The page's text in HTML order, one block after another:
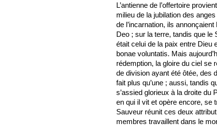
L’antienne de l’offertoire
milieu de la jubilation des
de l’incarnation, ils
Deo ; sur la terre, tandis que le
était celui de la paix entre Dieu
bonae voluntatis. Mais
rédemption, la gloire du ciel se
de division ayant été ôtée, des
fait plus qu’une ; aussi, tandis
s’assied glorieux à la droite
en qui il vit et opère encore, se
Sauveur réunit ces deux
membres travaillent dans le